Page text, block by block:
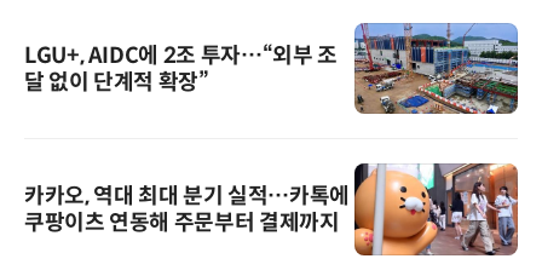
LGU+, AIDC에 2조 투자…“외부 조
달 없이 단계적 확장”
카카오, 역대 최대 분기 실적…카톡에
쿠팡이츠 연동해 주문부터 결제까지